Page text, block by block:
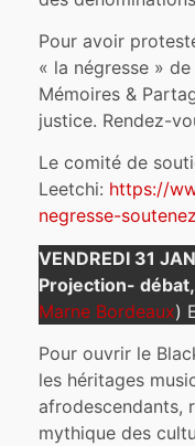
Pour avoir
« la négresse »
Mémoires &
justice. Rendez-
Le comité de
Leetchi: https://
negresse-
VENDREDI 31
Projection-
Marne Bordeaux)
Pour ouvrir le
les héritages
afrodescendants,
mythique des